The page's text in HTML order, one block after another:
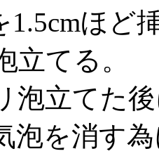
ほど
立てる。
立てた後
泡を消す